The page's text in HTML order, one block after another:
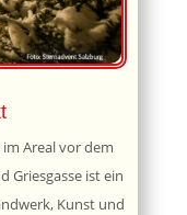
im Areal vor dem
Griesgasse ist ein
Kunst und